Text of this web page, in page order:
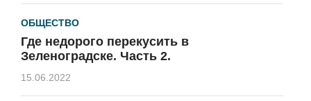
ОБЩЕСТВО
Где недорого перекусить в
Зеленоградске. Часть 2.
15.06.2022